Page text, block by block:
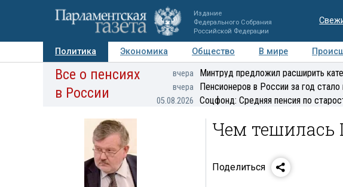
Издание
Федерального Собрания
Российской Федерации
Политика Экономика Общество В мире
Авторы Персоны Мнения Регионы Медиацентр
Все о пенсиях
в России
вчера Минтруд предложил расширить
вчера Пенсионеров в России за год
05.08.2026 Соцфонд: Средняя пенсия по
Чем тешилась
Поделиться